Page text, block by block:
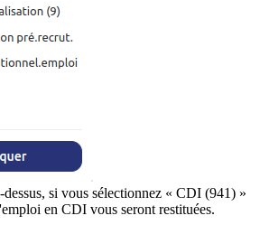
si vous sélectionnez « CDI (941) »
en CDI vous seront restituées.